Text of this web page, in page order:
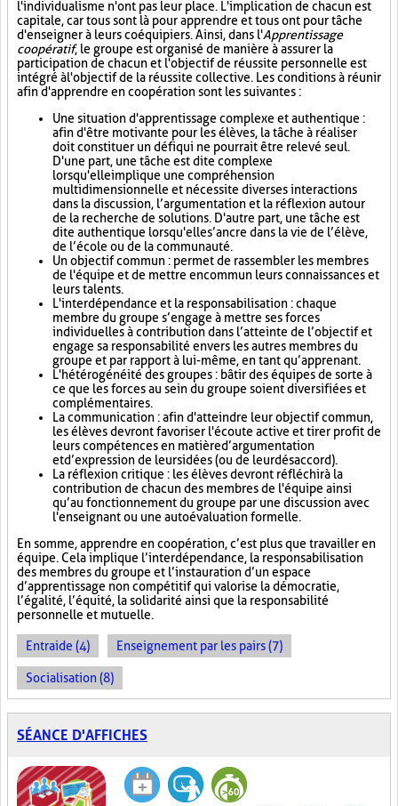
l'individualisme n'ont pas leur place. L'implication de chacun est
capitale, car tous sont là pour apprendre et tous ont pour tâche
d'enseigner à leurs coéquipiers. Ainsi, dans l'Apprentissage
coopératif, le groupe est organisé de manière à assurer la
participation de chacun et l'objectif de réussite personnelle est
intégré à l'objectif de la réussite collective. Les conditions à réunir
afin d'apprendre en coopération sont les suivantes :
Une situation d'apprentissage complexe et authentique :
afin d'être motivante pour les élèves, la tâche à réaliser
doit constituer un défi qui ne pourrait être relevé seul.
D'une part, une tâche est dite complexe
lorsqu'elle implique une compréhension
multidimensionnelle et nécessite diverses interactions
dans la discussion, l’argumentation et la réflexion autour
de la recherche de solutions. D'autre part, une tâche est
dite authentique lorsqu'elle s’ancre dans la vie de l’élève,
de l’école ou de la communauté.
Un objectif commun : permet de rassembler les membres
de l'équipe et de mettre en commun leurs connaissances et
leurs talents.
L'interdépendance et la responsabilisation : chaque
membre du groupe s’engage à mettre ses forces
individuelles à contribution dans l’atteinte de l’objectif et
engage sa responsabilité envers les autres membres du
groupe et par rapport à lui-même, en tant qu’apprenant.
L'hétérogénéité des groupes : bâtir des équipes de sorte à
ce que les forces au sein du groupe soient diversifiées et
complémentaires.
La communication : afin d'atteindre leur objectif commun,
les élèves devront favoriser l'écoute active et tirer profit de
leurs compétences en matière d’argumentation
et d’expression de leurs idées (ou de leur désaccord).
La réflexion critique : les élèves devront réfléchir à la
contribution de chacun des membres de l'équipe ainsi
qu’au fonctionnement du groupe par une discussion avec
l'enseignant ou une autoévaluation formelle.
En somme, apprendre en coopération, c’est plus que travailler en
équipe. Cela implique l’interdépendance, la responsabilisation
des membres du groupe et l’instauration d’un espace
d’apprentissage non compétitif qui valorise la démocratie,
l’égalité, l’équité, la solidarité ainsi que la responsabilité
personnelle et mutuelle.
Entraide (4) Enseignement par les pairs (7)
Socialisation (8)
SÉANCE D'AFFICHES